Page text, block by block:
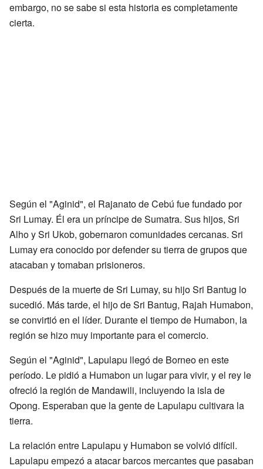
embargo, no se sabe si esta historia es completamente
cierta.
Según el "Aginid", el Rajanato de Cebú fue fundado por
Sri Lumay. Él era un príncipe de Sumatra. Sus hijos, Sri
Alho y Sri Ukob, gobernaron comunidades cercanas. Sri
Lumay era conocido por defender su tierra de grupos que
atacaban y tomaban prisioneros.
Después de la muerte de Sri Lumay, su hijo Sri Bantug lo
sucedió. Más tarde, el hijo de Sri Bantug, Rajah Humabon,
se convirtió en el líder. Durante el tiempo de Humabon, la
región se hizo muy importante para el comercio.
Según el "Aginid", Lapulapu llegó de Borneo en este
período. Le pidió a Humabon un lugar para vivir, y el rey le
ofreció la región de Mandawili, incluyendo la isla de
Opong. Esperaban que la gente de Lapulapu cultivara la
tierra.
La relación entre Lapulapu y Humabon se volvió difícil.
Lapulapu empezó a atacar barcos mercantes que pasaban